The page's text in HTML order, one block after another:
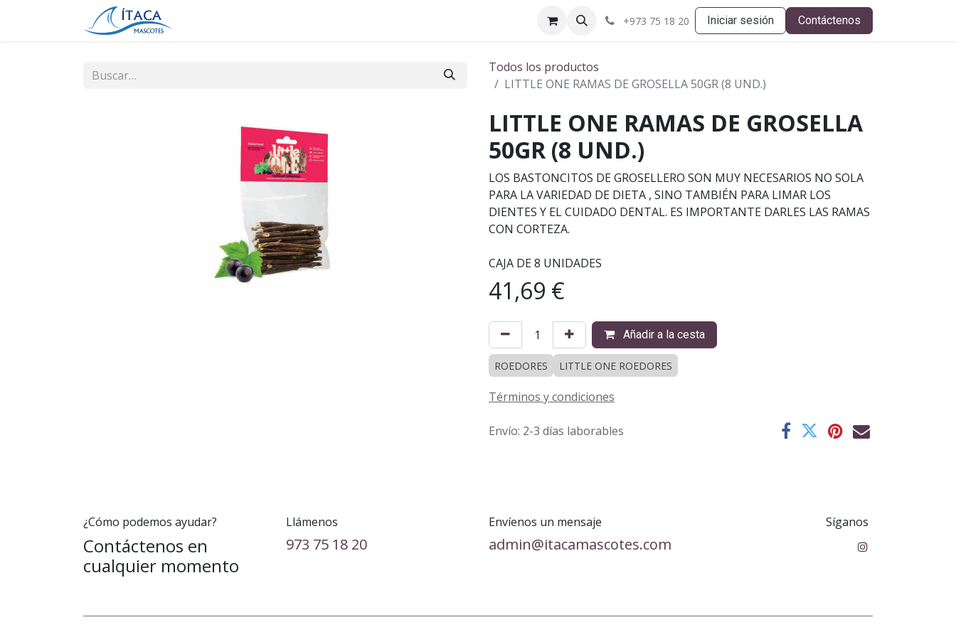
+973 75 18 20 Iniciar sesión Contáctenos
Todos los productos
LITTLE ONE RAMAS DE GROSELLA 50GR (8 UND.)
LITTLE ONE RAMAS DE GROSELLA
50GR (8 UND.)
LOS BASTONCITOS DE GROSELLERO SON MUY NECESARIOS NO SOLA
PARA LA VARIEDAD DE DIETA , SINO TAMBIÉN PARA LIMAR LOS
DIENTES Y EL CUIDADO DENTAL. ES IMPORTANTE DARLES LAS RAMAS
CON CORTEZA.
CAJA DE 8 UNIDADES
41,69 €
Añadir a la cesta
ROEDORES LITTLE ONE ROEDORES
Términos y condiciones
Envío: 2-3 días laborables
¿Cómo podemos ayudar?
Contáctenos en
cualquier momento
Llámenos
973 75 18 20
Envíenos un mensaje
admin@itacamascotes.com
Síganos